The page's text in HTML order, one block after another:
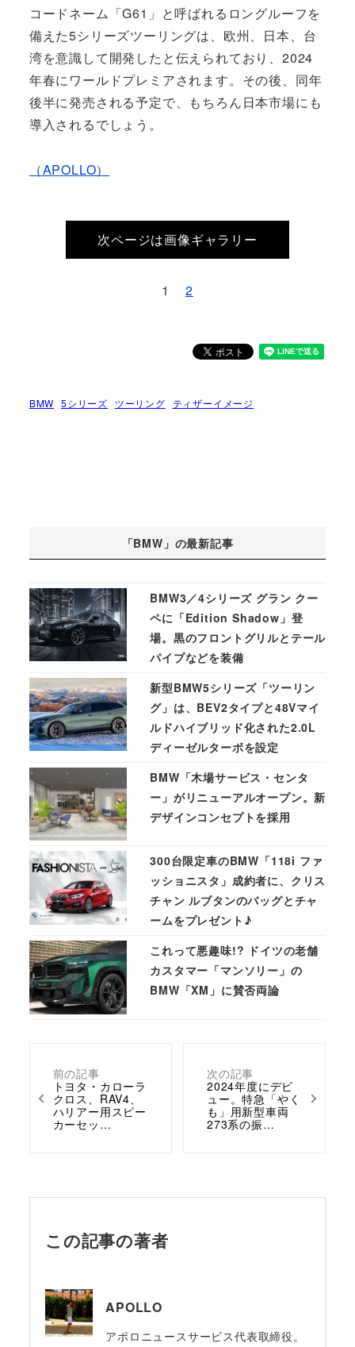
コードネーム「G61」と呼ばれるロングルーフを
備えた5シリーズツーリングは、欧州、日本、台
湾を意識して開発したと伝えられており、2024
年春にワールドプレミアされます。その後、同年
後半に発売される予定で、もちろん日本市場にも
導入されるでしょう。
（APOLLO）
次ページは画像ギャラリー
1 2
BMW 5シリーズ ツーリング ティザーイメージ
前の記事
トヨタ・カローラ
クロス、RAV4、
ハリアー用スピー
カーセッ…
次の記事
2024年度にデビ
ュー。特急「やく
も」用新型車両
273系の振…
「BMW」の最新記事
BMW3／4シリーズ グラン クー
ペに「Edition Shadow」登
場。黒のフロントグリルとテール
パイプなどを装備
新型BMW5シリーズ「ツーリン
グ」は、BEV2タイプと48Vマイ
ルドハイブリッド化された2.0L
ディーゼルターボを設定
BMW「木場サービス・センタ
ー」がリニューアルオープン。新
デザインコンセプトを採用
300台限定車のBMW「118i ファ
ッショニスタ」成約者に、クリス
チャン ルブタンのバッグとチャ
ームをプレゼント♪
これって悪趣味!? ドイツの老舗
カスタマー「マンソリー」の
BMW「XM」に賛否両論
この記事の著者
APOLLO
アポロニュースサービス代表取締役。